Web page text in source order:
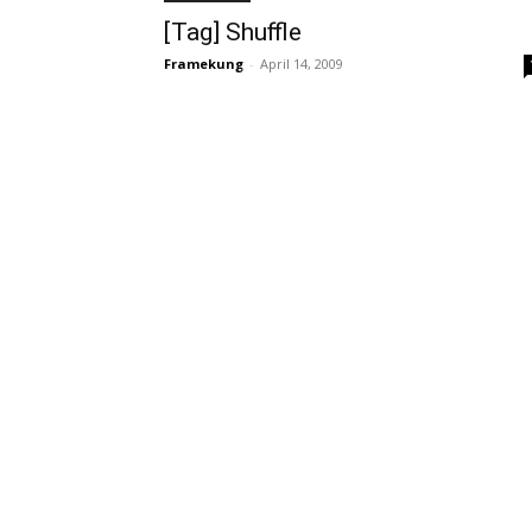
[Tag] Shuffle
Framekung - April 14, 2009